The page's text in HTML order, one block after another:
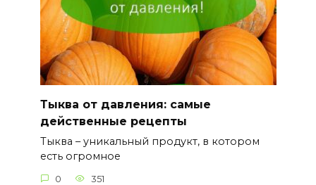
Тыква от давления: самые
действенные рецепты
Тыква – уникальный продукт, в котором
есть огромное
0 351